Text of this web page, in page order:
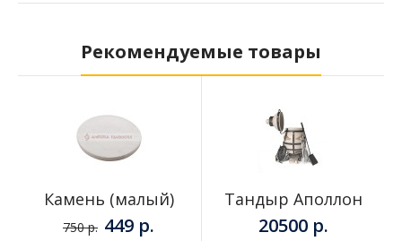
Рекомендуемые товары
Камень (малый)
750 р. 449 р.
Тандыр Аполлон
20500 р.